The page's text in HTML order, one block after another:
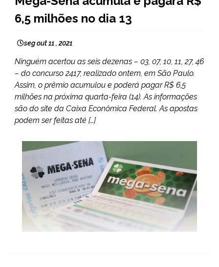
6,5 milhões no dia 13
seg out 11 , 2021
Ninguém acertou as seis dezenas – 03, 07, 10, 11, 27, 46
– do concurso 2417, realizado ontem, em São Paulo.
Assim, o prêmio acumulou e poderá pagar R$ 6,5
milhões na próxima quarta-feira (14). As informações
são do site da Caixa Econômica Federal. As apostas
podem ser feitas até […]